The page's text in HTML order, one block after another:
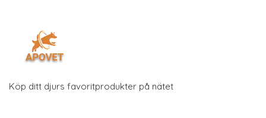
Köp ditt djurs favoritprodukter på nätet